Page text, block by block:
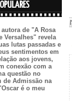
autora de "A Rosa
Versalhes" revela
lutas passadas e
sentimentos em
aos jovens,
conexão com a
questão no
de Admissão na
é o meu